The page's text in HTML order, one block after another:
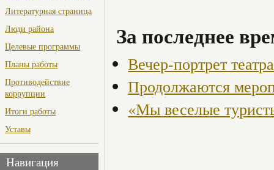
Литературная страница
Люди района
Целевые программы
Планы работы
Противодействие
коррупции
Итоги работы
Уставы
Навигация
За последнее
Вечер-портрет
Продолжаются
«Мы веселые